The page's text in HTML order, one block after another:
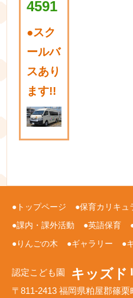
4591
●スク
ールバ
スあり
ます!!
トップページ 保育カリキュ
課内・課外活動
英語保育
りんごの木
ギャラリー
認定こども園 キッズド
〒811-2413 福岡県粕屋郡篠栗